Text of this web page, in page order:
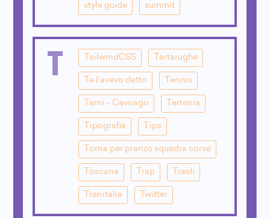
style guide summit
T TailwindCSS Tartarughe
Te l'avevo detto Tennis
Terni - Cavriago Tertenia
Tipografia Tips
Torna per pranzo squadra corse
Toscana Trap Trash
Trenitalia Twitter